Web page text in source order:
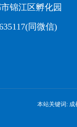
锦江区孵化园
同微信)
本站关键词: 成